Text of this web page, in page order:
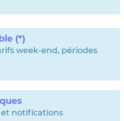
(*)
week-end, périodes
notifications